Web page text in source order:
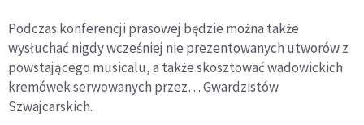
Podczas konferencji prasowej będzie można także
wysłuchać nigdy wcześniej nie prezentowanych utworów z
powstającego musicalu, a także skosztować wadowickich
kremówek serwowanych przez… Gwardzistów
Szwajcarskich.